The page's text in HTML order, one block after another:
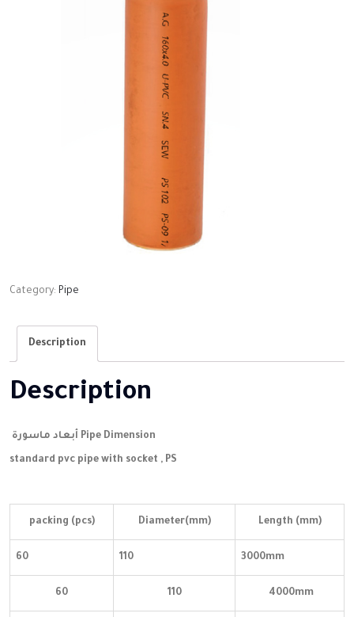
Category: Pipe
Description
Description
أبعاد ماسورة Pipe Dimension
standard pvc pipe with socket , PS
packing (pcs) Diameter(mm) Length (mm)
60 110 3000mm
60 110 4000mm